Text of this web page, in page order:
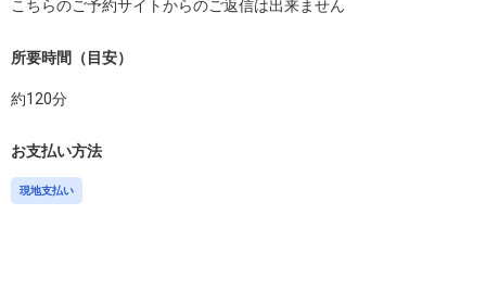
こちらのご予約サイトからのご返信は出来ません
所要時間（目安）
約120分
お支払い方法
現地支払い